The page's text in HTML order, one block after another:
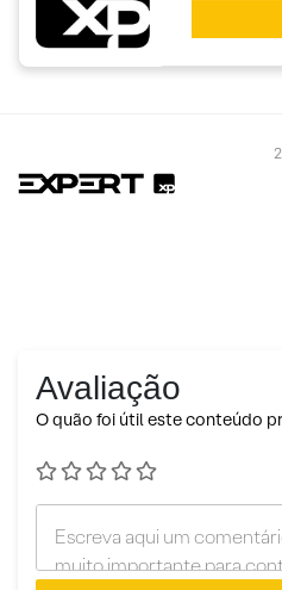
Avaliação
O quão foi útil este conteúdo